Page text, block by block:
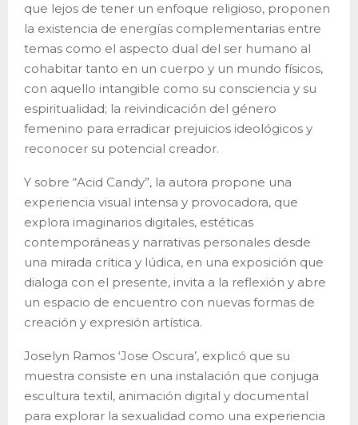
que lejos de tener un enfoque religioso, proponen
la existencia de energías complementarias entre
temas como el aspecto dual del ser humano al
cohabitar tanto en un cuerpo y un mundo físicos,
con aquello intangible como su consciencia y su
espiritualidad; la reivindicación del género
femenino para erradicar prejuicios ideológicos y
reconocer su potencial creador.
Y sobre “Acid Candy”, la autora propone una
experiencia visual intensa y provocadora, que
explora imaginarios digitales, estéticas
contemporáneas y narrativas personales desde
una mirada crítica y lúdica, en una exposición que
dialoga con el presente, invita a la reflexión y abre
un espacio de encuentro con nuevas formas de
creación y expresión artística.
Joselyn Ramos ‘Jose Oscura’, explicó que su
muestra consiste en una instalación que conjuga
escultura textil, animación digital y documental
para explorar la sexualidad como una experiencia